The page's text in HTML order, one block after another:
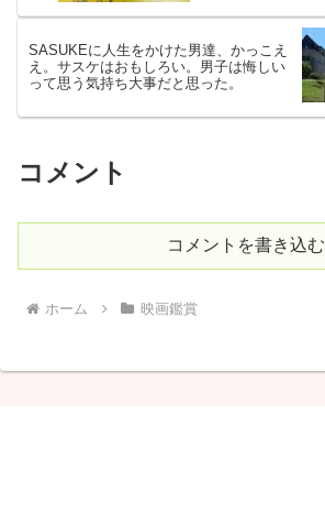
SASUKEに人生をかけた男達、かっこえ
え。サスケはおもしろい。男子は悔しい
って思う気持ち大事だと思った。
コメント
コメントを書き込む
ホーム 映画鑑賞